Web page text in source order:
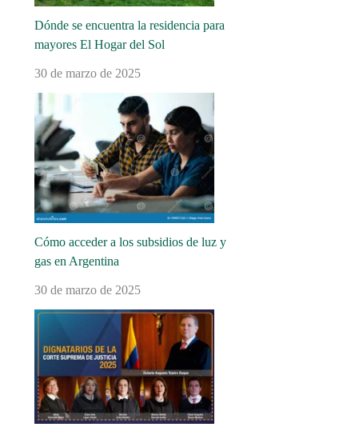
Dónde se encuentra la residencia para
mayores El Hogar del Sol
30 de marzo de 2025
Cómo acceder a los subsidios de luz y
gas en Argentina
30 de marzo de 2025